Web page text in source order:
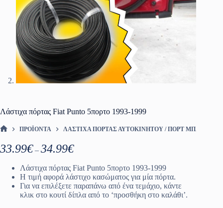
Λάστιχα πόρτας Fiat Punto 5πορτο 1993-1999
ΠΡΟΪΌΝΤΑ ΛΆΣΤΙΧΑ ΠΌΡΤΑΣ ΑΥΤΟΚΙΝΉΤΟΥ / ΠΟΡΤ ΜΠΑΓΚΑΖ
33.99€ – 34.99€Price
33.99€
through
34.99€
Λάστιχα πόρτας Fiat Punto 5πορτο 1993-1999
Η τιμή αφορά λάστιχο κασώματος για μία πόρτα.
Για να επιλέξετε παραπάνω από ένα τεμάχιο, κάντε
κλικ στο κουτί δίπλα από το ‘προσθήκη στο καλάθι’.